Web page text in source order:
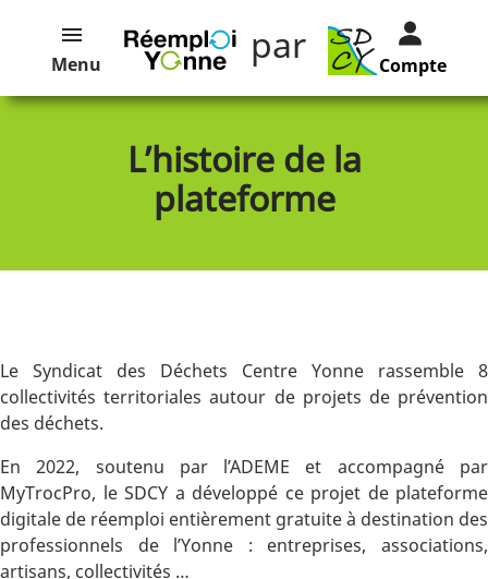
Menu par Compte
L’histoire de la
plateforme
Le Syndicat des Déchets Centre Yonne rassemble 8
collectivités territoriales autour de projets de prévention
des déchets.
En 2022, soutenu par l’ADEME et accompagné par
MyTrocPro, le SDCY a développé ce projet de plateforme
digitale de réemploi entièrement gratuite à destination des
professionnels de l’Yonne : entreprises, associations,
artisans, collectivités …